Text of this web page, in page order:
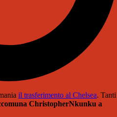
il trasferimento al Chelsea. Tanti
ChristopherNkunku a